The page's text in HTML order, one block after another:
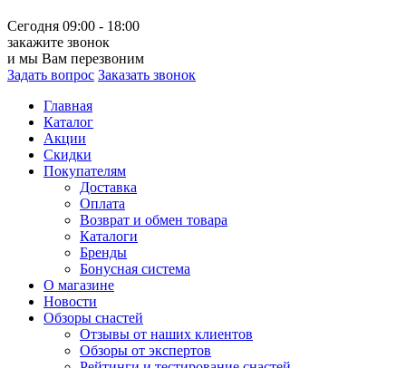
Сегодня 09:00 - 18:00
закажите звонок
и мы Вам перезвоним
Задать вопрос Заказать звонок
Главная
Каталог
Акции
Скидки
Покупателям
Доставка
Оплата
Возврат и обмен товара
Каталоги
Бренды
Бонусная система
О магазине
Новости
Обзоры снастей
Отзывы от наших клиентов
Обзоры от экспертов